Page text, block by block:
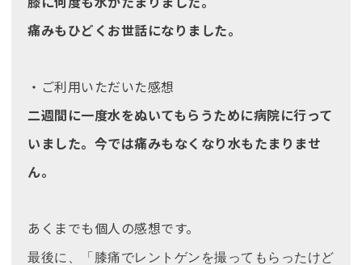
痛みもひどくお世話になりました。
・ご利用いただいた感想
二週間に一度水をぬいてもらうために病院に行って
いました。今では痛みもなくなり水もたまりませ
ん。
あくまでも個人の感想です。
最後に、「膝痛でレントゲンを撮ってもらったけど